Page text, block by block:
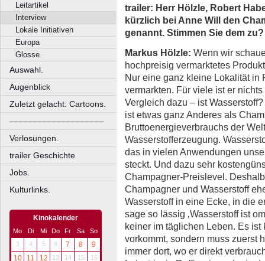
Leitartikel
Interview
Lokale Initiativen
Europa
Glosse
Auswahl.
Augenblick
Zuletzt gelacht: Cartoons.
––––––––––––––––––––
Verlosungen.
trailer Geschichte
Jobs.
Kulturlinks.
Kinokalender
Mo Di Mi Do Fr Sa
So
3
4 5 6 7 8
9
10
11 12 13 14 15 16
trailer: Herr Hölzle, Robert
kürzlich bei Anne Will den
genannt. Stimmen Sie dem zu?
Markus Hölzle: Wenn wir
hochpreisig vermarktetes
Nur eine ganz kleine Lokalität in
vermarkten. Für viele ist er
Vergleich dazu – ist
ist etwas ganz Anderes als
Bruttoenergieverbrauchs der
Wasserstofferzeugung.
das in vielen Anwendungen
steckt. Und dazu sehr
Champagner-Preislevel.
Champagner und Wasserstoff
Wasserstoff in eine Ecke, in die
sage so lässig ‚Wasserstoff ist
keiner im täglichen Leben. Es
vorkommt, sondern muss zuerst
immer dort, wo er direkt